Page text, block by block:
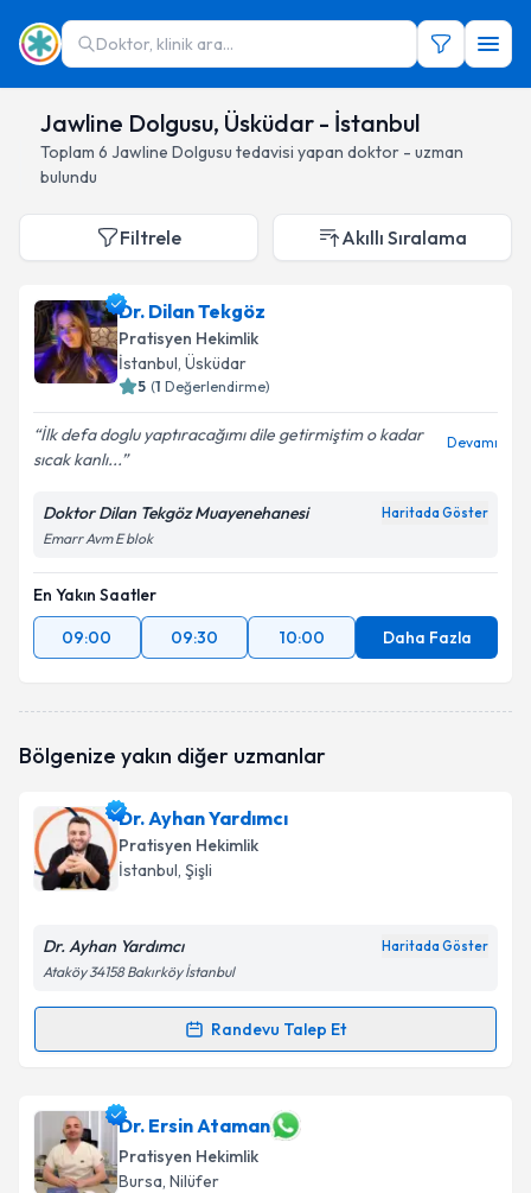
Doktor, klinik ara...
Jawline Dolgusu, Üsküdar - İstanbul
Toplam 6 Jawline Dolgusu tedavisi yapan doktor - uzman
bulundu
Filtrele Akıllı Sıralama
Dr. Dilan Tekgöz
Pratisyen Hekimlik
İstanbul, Üsküdar
5 (1 Değerlendirme)
İlk defa doglu yaptıracağımı dile getirmiştim o kadar
sıcak kanlı...
Devamı
Doktor Dilan Tekgöz Muayenehanesi Haritada Göster
Emarr Avm E blok
En Yakın Saatler
09:00
09:30 10:00 Daha Fazla
Bölgenize yakın diğer uzmanlar
Dr. Ayhan Yardımcı
Pratisyen Hekimlik
İstanbul, Şişli
Dr. Ayhan Yardımcı Haritada Göster
Ataköy 34158 Bakırköy İstanbul
Randevu Talep Et
Randevu Takvimi Talebi
Dr. Ayhan Yardımcıiçin randevu takvimi talebi
oluşturun. Size bu uzmandan randevu almanız için bir
takvim hazırlandığında e-posta ile bilgilendireceğiz.
Dr. Ersin Ataman
Pratisyen Hekimlik
Bursa, Nilüfer